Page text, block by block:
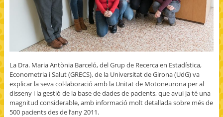
La Dra. Maria Antònia Barceló, del Grup de Recerca en Estadística,
Econometria i Salut (GRECS), de la Universitat de Girona (UdG) va
explicar la seva col·laboració amb la Unitat de Motoneurona per al
disseny i la gestió de la base de dades de pacients, que avui ja té una
magnitud considerable, amb informació molt detallada sobre més de
500 pacients des de l’any 2011.